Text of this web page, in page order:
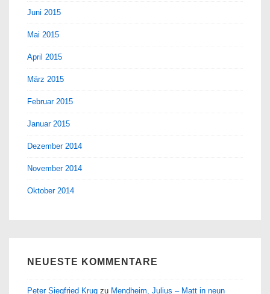
Juni 2015
Mai 2015
April 2015
März 2015
Februar 2015
Januar 2015
Dezember 2014
November 2014
Oktober 2014
NEUESTE KOMMENTARE
Peter Siegfried Krug zu Mendheim, Julius – Matt in neun